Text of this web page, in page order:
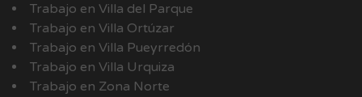
Trabajo en Villa del Parque
Trabajo en Villa Ortúzar
Trabajo en Villa Pueyrredón
Trabajo en Villa Urquiza
Trabajo en Zona Norte